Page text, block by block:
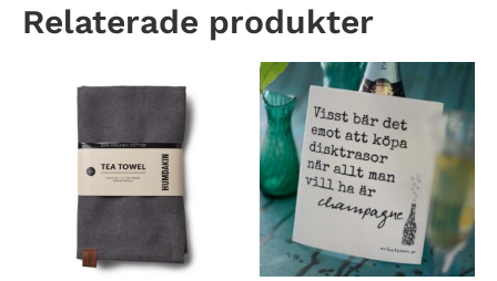
Relaterade produkter